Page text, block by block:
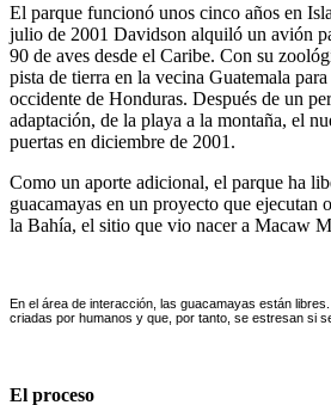
El parque funcionó unos cinco años en
julio de 2001 Davidson alquiló un avión
90 de aves desde el Caribe. Con su
pista de tierra en la vecina Guatemala
occidente de Honduras. Después de un
adaptación, de la playa a la montaña, el
puertas en diciembre de 2001.
Como un aporte adicional, el parque ha
guacamayas en un proyecto que ejecutan
la Bahía, el sitio que vio nacer a Macaw
En el área de interacción, las guacamayas están
criadas por humanos y que, por tanto, se estresan si
El proceso